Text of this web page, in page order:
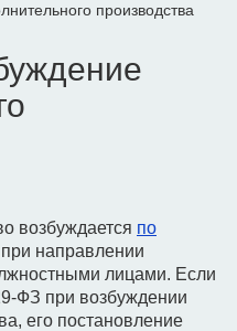
производства
возбуждается по
направлении
лицами. Если
ФЗ при возбуждении
его постановление